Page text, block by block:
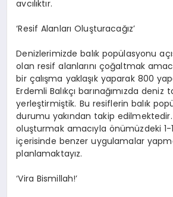
avcılıktır.
‘Resif Alanları Oluşturacağız’
Denizlerimizde balık popülasyonu
olan resif alanlarını çoğaltmak
bir çalışma yaklaşık yaparak 800
Erdemli Balıkçı barınağımızda deniz
yerleştirmiştik. Bu resiflerin balık
durumu yakından takip
oluşturmak amacıyla önümüzdeki 1-
içerisinde benzer uygulamalar
planlamaktayız.
‘Vira Bismillah!’